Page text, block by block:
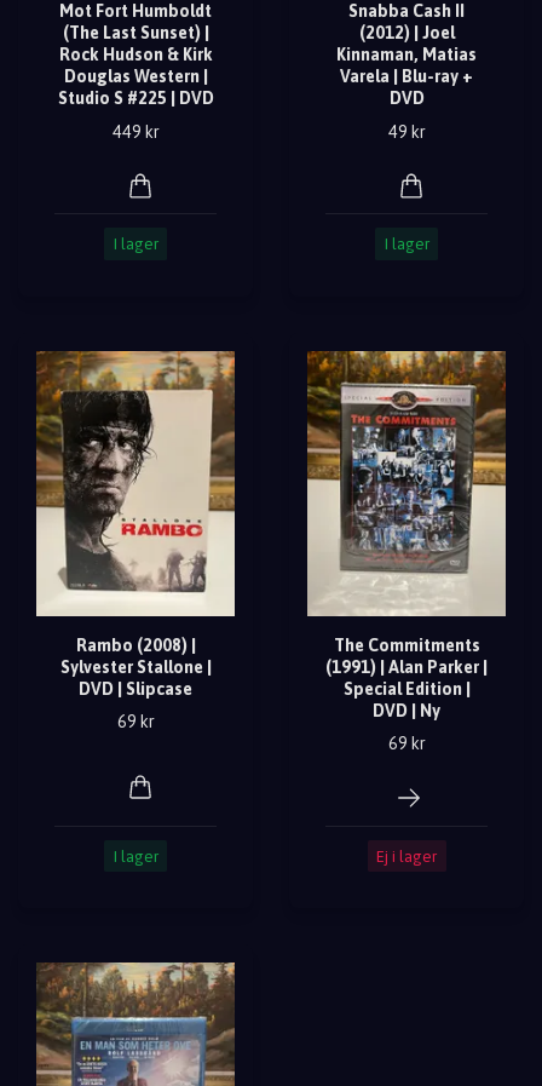
Mot Fort Humboldt
(The Last Sunset) |
Rock Hudson & Kirk
Douglas Western |
Studio S #225 | DVD
449 kr
I lager
Snabba Cash II
(2012) | Joel
Kinnaman, Matias
Varela | Blu-ray +
DVD
49 kr
I lager
Rambo (2008) |
Sylvester Stallone |
DVD | Slipcase
69 kr
I lager
The Commitments
(1991) | Alan Parker |
Special Edition |
DVD | Ny
69 kr
Ej i lager